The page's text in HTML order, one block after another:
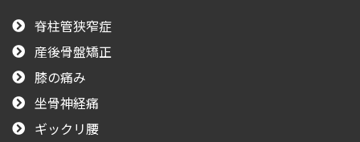
脊柱管狭窄症
産後骨盤矯正
膝の痛み
坐骨神経痛
ギックリ腰